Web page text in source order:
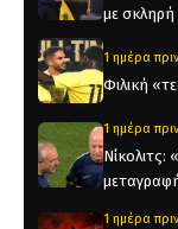
με σκληρή
1 ημέρα πριν
Φιλική
1 ημέρα πριν
Νίκολιτς:
1 ημέρα πριν